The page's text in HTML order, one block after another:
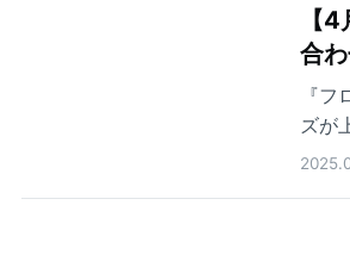
【
合
『
ズが